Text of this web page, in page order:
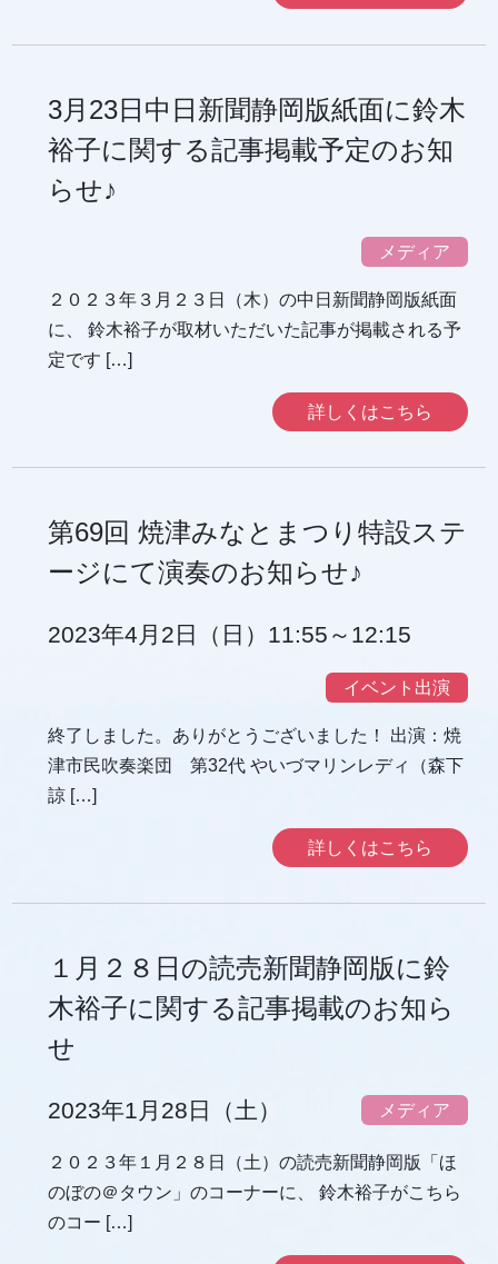
3月23日中日新聞静岡版紙面に鈴木
裕子に関する記事掲載予定のお知
らせ♪
メディア
２０２３年３月２３日（木）の中日新聞静岡版紙面
に、 鈴木裕子が取材いただいた記事が掲載される予
定です […]
詳しくはこちら
第69回 焼津みなとまつり特設ステ
ージにて演奏のお知らせ♪
2023年4月2日（日）11:55～12:15
イベント出演
終了しました。ありがとうございました！ 出演：焼
津市民吹奏楽団 第32代 やいづマリンレディ（森下
諒 […]
詳しくはこちら
１月２８日の読売新聞静岡版に鈴
木裕子に関する記事掲載のお知ら
せ
2023年1月28日（土） メディア
２０２３年１月２８日（土）の読売新聞静岡版「ほ
のぼの＠タウン」のコーナーに、 鈴木裕子がこちら
のコー […]